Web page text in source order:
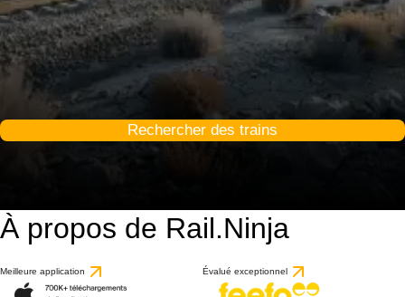
Rechercher des trains
À propos de Rail.Ninja
Meilleure application Évalué exceptionnel